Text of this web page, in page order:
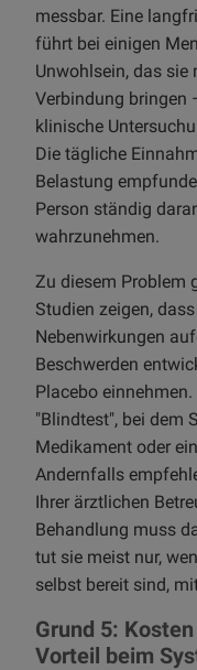
messbar. Eine
führt bei einigen
Unwohlsein, das sie
Verbindung bringen
klinische
Die tägliche
Belastung
Person ständig
wahrzunehmen.
Zu diesem Problem
Studien zeigen,
Nebenwirkungen
Beschwerden
Placebo
"Blindtest", bei dem
Medikament oder
Andernfalls
Ihrer ärztlichen
Behandlung muss
tut sie meist nur,
selbst bereit sind,
Grund 5:
Vorteil beim